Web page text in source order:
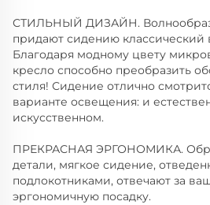
СТИЛЬНЫЙ ДИЗАЙН.
придают сидению классический
Благодаря модному цвету
кресло способно преобразить
стиля! Сидение отлично
варианте освещения: и
искусственном.
ПРЕКРАСНАЯ ЭРГОНОМИКА.
детали, мягкое сидение,
подлокотниками, отвечают за
эргономичную посадку.